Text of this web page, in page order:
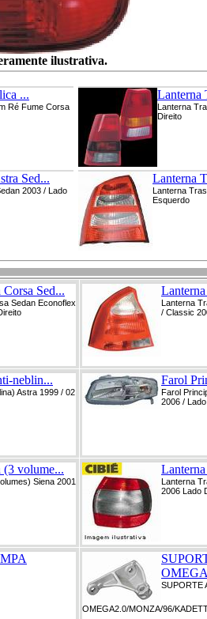
ilustrativa.
...
Ré Fume Corsa
Lanterna
Lanterna
Direito
Sed...
2003 / Lado
Lanterna
Lanterna
Esquerdo
Sed...
Sedan Econoflex
Lanterna
/ Classic
neblin...
Astra 1999 / 02
Farol
Farol
2006 /
(3 volume...
Siena 2001
Lanterna
2006 Lado
SUPORTE
OMEGA2.0/MONZA/96/